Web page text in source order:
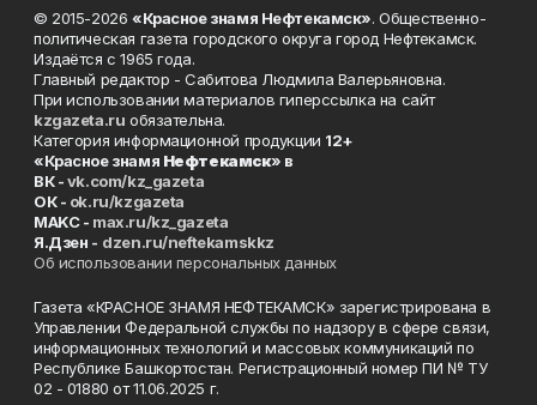
© 2015-2026 «Красное знамя Нефтекамск». Общественно-
политическая газета городского округа город Нефтекамск.
Издаётся с 1965 года.
Главный редактор - Сабитова Людмила Валерьяновна.
При использовании материалов гиперссылка на сайт
kzgazeta.ru обязательна.
Категория информационной продукции 12+
«Красное знамя Нефтекамск» в
ВК -vk.com/kz_gazeta
ОК - ok.ru/kzgazeta
MAKC - max.ru/kz_gazeta
Я.Дзен - dzen.ru/neftekamskkz
Об использовании персональных данных
Газета «КРАСНОЕ ЗНАМЯ НЕФТЕКАМСК» зарегистрирована в
Управлении Федеральной службы по надзору в сфере связи,
информационных технологий и массовых коммуникаций по
Республике Башкортостан. Регистрационный номер ПИ № ТУ
02 - 01880 от 11.06.2025 г.